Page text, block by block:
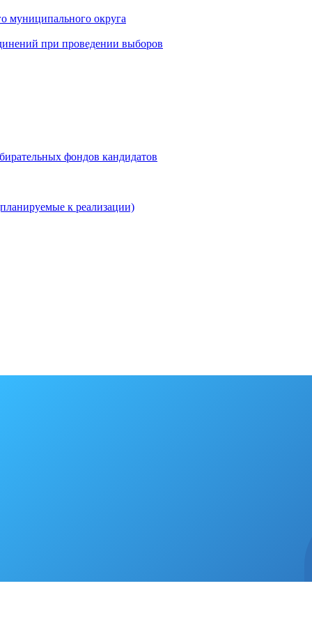
муниципального округа
при проведении выборов
фондов кандидатов
к реализации)